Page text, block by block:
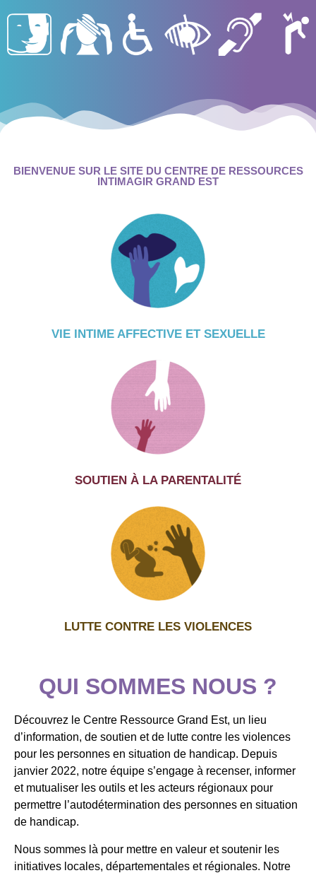
BIENVENUE SUR LE SITE DU CENTRE DE RESSOURCES
INTIMAGIR GRAND EST
VIE INTIME AFFECTIVE ET SEXUELLE
SOUTIEN À LA PARENTALITÉ
LUTTE CONTRE LES VIOLENCES
QUI SOMMES NOUS ?
Découvrez le Centre Ressource Grand Est, un lieu
d’information, de soutien et de lutte contre les violences
pour les personnes en situation de handicap. Depuis
janvier 2022, notre équipe s’engage à recenser, informer
et mutualiser les outils et les acteurs régionaux pour
permettre l’autodétermination des personnes en situation
de handicap.
Nous sommes là pour mettre en valeur et soutenir les
initiatives locales, départementales et régionales. Notre